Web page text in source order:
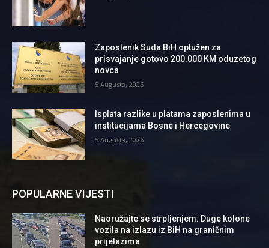
Zaposlenik Suda BiH optužen za
prisvajanje gotovo 200.000 KM oduzetog
novca
5 Augusta, 2026
Isplata razlike u platama zaposlenima u
institucijama Bosne i Hercegovine
5 Augusta, 2026
POPULARNE VIJESTI
Naoružajte se strpljenjem: Duge kolone
vozila na izlazu iz BiH na graničnim
prijelazima